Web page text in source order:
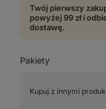
Twój pierwszy
powyżej 99 zł i
dostawę.
Pakiety
Kupuj z innymi